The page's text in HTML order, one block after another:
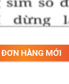
ĐƠN HÀNG MỚI